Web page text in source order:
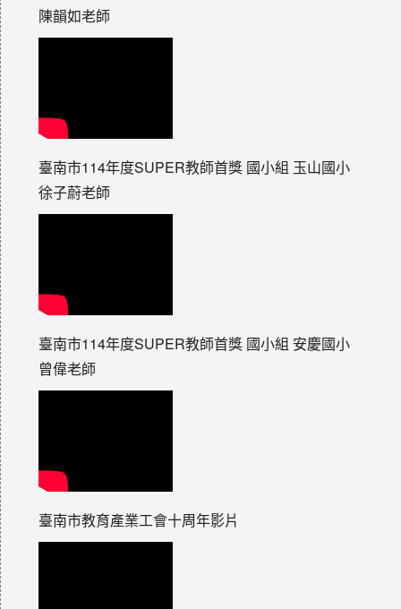
陳韻如老師
臺南市114年度SUPER教師首獎 國小組 玉山國小
徐子蔚老師
臺南市114年度SUPER教師首獎 國小組 安慶國小
曾偉老師
臺南市教育產業工會十周年影片